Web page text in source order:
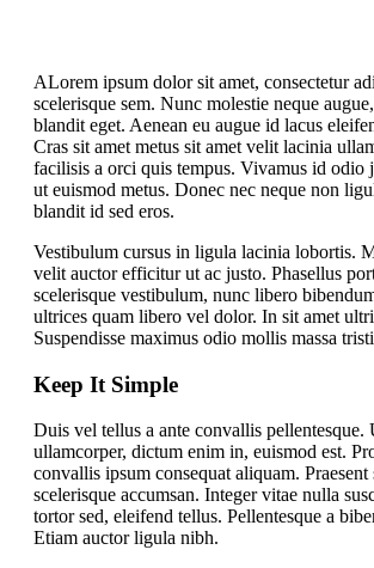
ALorem ipsum dolor sit amet, consectetur
scelerisque sem. Nunc molestie neque
blandit eget. Aenean eu augue id lacus
Cras sit amet metus sit amet velit lacinia
facilisis a orci quis tempus. Vivamus id odio
ut euismod metus. Donec nec neque non
blandit id sed eros.
Vestibulum cursus in ligula lacinia lobortis.
velit auctor efficitur ut ac justo. Phasellus
scelerisque vestibulum, nunc libero
ultrices quam libero vel dolor. In sit amet
Suspendisse maximus odio mollis massa
Keep It Simple
Duis vel tellus a ante convallis pellentesque.
ullamcorper, dictum enim in, euismod est.
convallis ipsum consequat aliquam. Praesent
scelerisque accumsan. Integer vitae nulla
tortor sed, eleifend tellus. Pellentesque a
Etiam auctor ligula nibh.